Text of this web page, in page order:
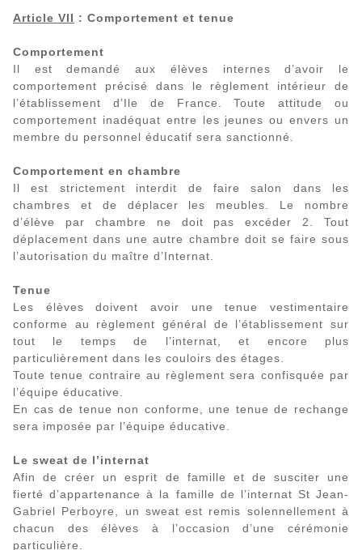
Article VII : Comportement et tenue
Comportement
Il est demandé aux élèves internes d’avoir le
comportement précisé dans le règlement intérieur de
l’établissement d’Ile de France. Toute attitude ou
comportement inadéquat entre les jeunes ou envers un
membre du personnel éducatif sera sanctionné.
Comportement en chambre
Il est strictement interdit de faire salon dans les
chambres et de déplacer les meubles. Le nombre
d’élève par chambre ne doit pas excéder 2. Tout
déplacement dans une autre chambre doit se faire sous
l’autorisation du maître d’Internat.
Tenue
Les élèves doivent avoir une tenue vestimentaire
conforme au règlement général de l’établissement sur
tout le temps de l’internat, et encore plus
particulièrement dans les couloirs des étages.
Toute tenue contraire au règlement sera confisquée par
l’équipe éducative.
En cas de tenue non conforme, une tenue de rechange
sera imposée par l’équipe éducative.
Le sweat de l’internat
Afin de créer un esprit de famille et de susciter une
fierté d’appartenance à la famille de l’internat St Jean-
Gabriel Perboyre, un sweat est remis solennellement à
chacun des élèves à l’occasion d’une cérémonie
particulière.